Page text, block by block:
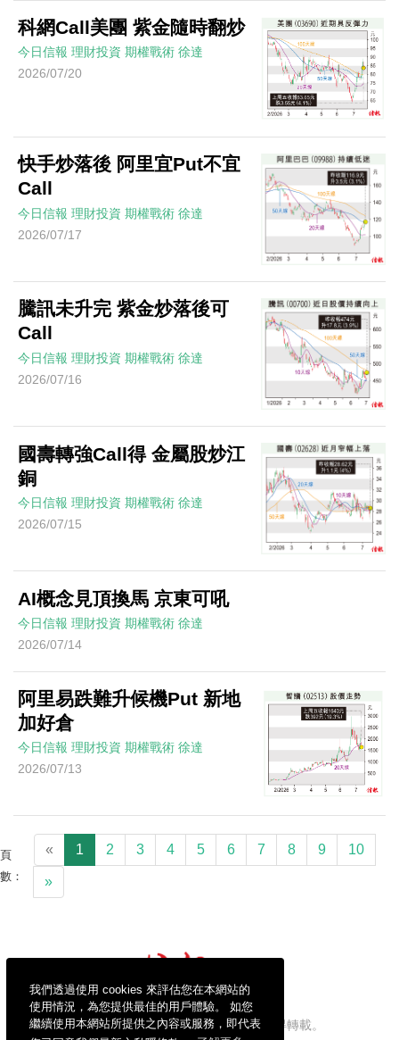
我們透過使用 cookies 來評估您在本網站的
使用情況，為您提供最佳的用戶體驗。 如您
繼續使用本網站所提供之內容或服務，即代表
科網Call美團 紫金隨時翻炒
今日信報 理財投資 期權戰術 徐達
2026/07/20
快手炒落後 阿里宜Put不宜
Call
今日信報 理財投資 期權戰術 徐達
2026/07/17
騰訊未升完 紫金炒落後可
Call
今日信報 理財投資 期權戰術 徐達
2026/07/16
國壽轉強Call得 金屬股炒江
銅
今日信報 理財投資 期權戰術 徐達
2026/07/15
AI概念見頂換馬 京東可吼
今日信報 理財投資 期權戰術 徐達
2026/07/14
阿里易跌難升候機Put 新地
加好倉
今日信報 理財投資 期權戰術 徐達
2026/07/13
頁
數：
« 1 2 3 4 5 6 7 8 9 10
»
信報財經新聞有限公司版權所有，不得轉載。